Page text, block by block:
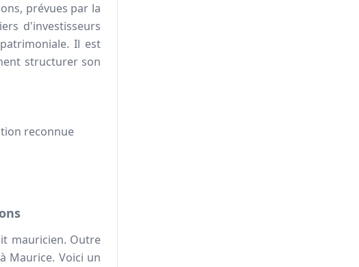
prévues par la
d'investisseurs
Il est
structurer son
reconnue
mauricien. Outre
Maurice. Voici un